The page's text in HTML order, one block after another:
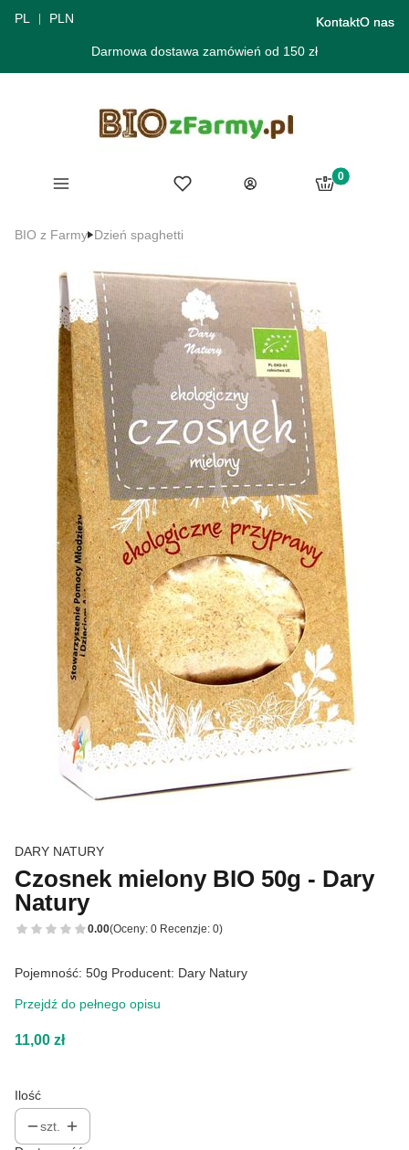
PL PLN KontaktO nas
Darmowa dostawa zamówień od 150 zł
Menu Ulubione
Zaloguj się
Produkty w
Koszyk
BIO z Farmy Dzień spaghetti
DARY NATURY
Czosnek mielony BIO 50g - Dary
Natury
0.00(Oceny: 0 Recenzje: 0)
Pojemność: 50g Producent: Dary Natury
Przejdź do pełnego opisu
Cena
11,00 zł
Ilość
szt.